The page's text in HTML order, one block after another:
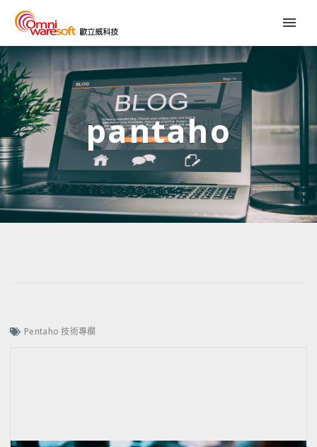
pantaho
Pentaho 技術專欄